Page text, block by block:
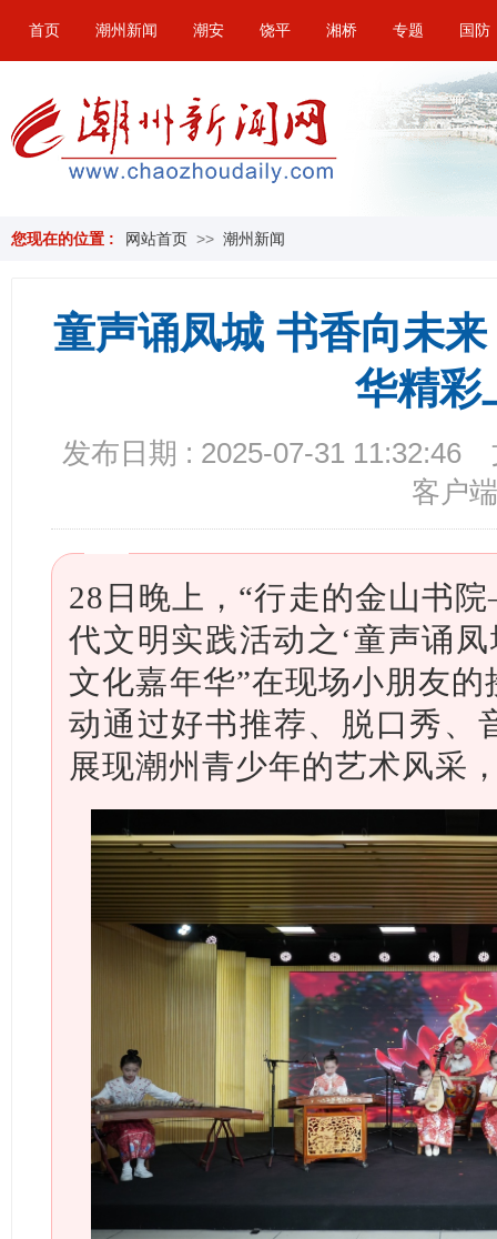
首页 潮州新闻 潮安 饶平 湘桥 专题 国防
您现在的位置 : 网站首页 >> 潮州新闻
童声诵凤城 书香向未
华精彩
发布日期 : 2025-07-31 11:32:46
客户端
28日晚上，“行走的金山书
代文明实践活动之‘童声诵
文化嘉年华”在现场小朋友
动通过好书推荐、脱口秀、
展现潮州青少年的艺术风采